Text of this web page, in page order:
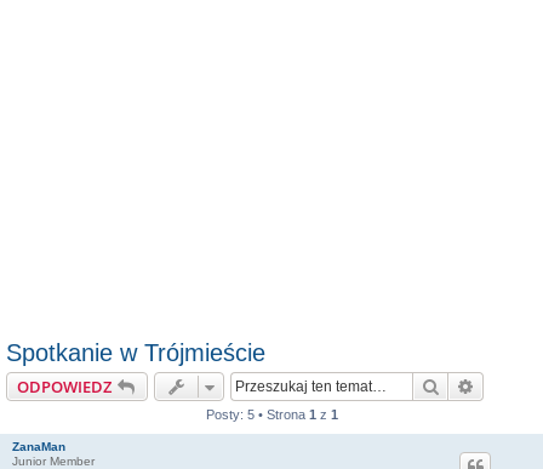
Spotkanie w Trójmieście
ODPOWIEDZ Szukaj
Posty: 5 • Strona 1 z 1
ZanaMan
Junior Member